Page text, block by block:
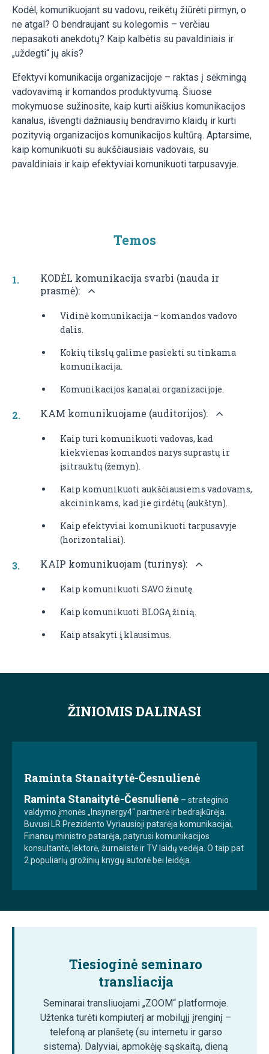
Kodėl, komunikuojant su vadovu, reikėtų žiūrėti pirmyn, o
ne atgal? O bendraujant su kolegomis – verčiau
nepasakoti anekdotų? Kaip kalbėtis su pavaldiniais ir
„uždegti“ jų akis?
Efektyvi komunikacija organizacijoje – raktas į sėkmingą
vadovavimą ir komandos produktyvumą. Šiuose
mokymuose sužinosite, kaip kurti aiškius komunikacijos
kanalus, išvengti dažniausių bendravimo klaidų ir kurti
pozityvią organizacijos komunikacijos kultūrą. Aptarsime,
kaip komunikuoti su aukščiausiais vadovais, su
pavaldiniais ir kaip efektyviai komunikuoti tarpusavyje.
Temos
KODĖL komunikacija svarbi (nauda ir
prasmė):
Vidinė komunikacija – komandos vadovo
dalis.
Kokių tikslų galime pasiekti su tinkama
komunikacija.
Komunikacijos kanalai organizacijoje.
KAM komunikuojame (auditorijos):
Kaip turi komunikuoti vadovas, kad
kiekvienas komandos narys suprastų ir
įsitrauktų (žemyn).
Kaip komunikuoti aukščiausiems vadovams,
akcininkams, kad jie girdėtų (aukštyn).
Kaip efektyviai komunikuoti tarpusavyje
(horizontaliai).
KAIP komunikuojam (turinys):
Kaip komunikuoti SAVO žinutę.
Kaip komunikuoti BLOGĄ žinią.
Kaip atsakyti į klausimus.
ŽINIOMIS DALINASI
Raminta Stanaitytė-Česnulienė
Raminta Stanaitytė-Česnulienė – strateginio
valdymo įmonės „Insynergy4“ partnerė ir bedraįkūrėja.
Buvusi LR Prezidento Vyriausioji patarėja komunikacijai,
Finansų ministro patarėja, patyrusi komunikacijos
konsultantė, lektorė, žurnalistė ir TV laidų vedėja. O taip pat
2 populiarių grožinių knygų autorė bei leidėja.
Tiesioginė seminaro
transliacija
Seminarai transliuojami „ZOOM“ platformoje.
Užtenka turėti kompiuterį ar mobilųjį įrenginį –
telefoną ar planšetę (su internetu ir garso
sistema). Dalyviai, apmokėję sąskaitą, dieną